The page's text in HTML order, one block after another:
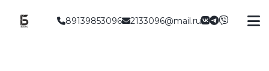
89139853096 2133096@mail.ru